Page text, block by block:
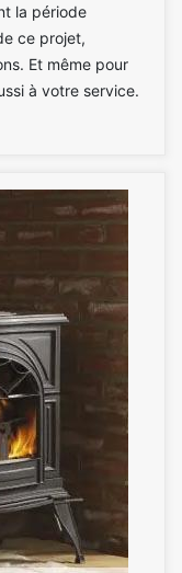
la période
ce projet,
Et même pour
à votre service.